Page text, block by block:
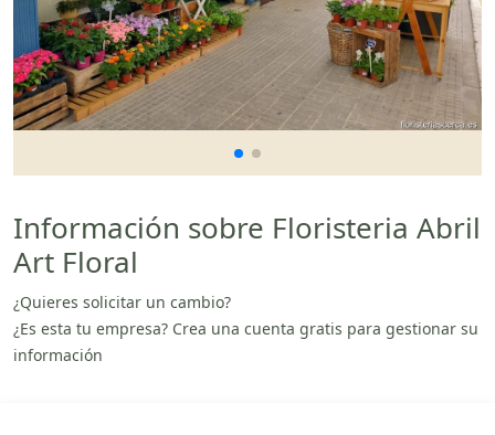
Información sobre Floristeria Abril
Art Floral
¿Quieres solicitar un cambio?
¿Es esta tu empresa? Crea una cuenta gratis para gestionar su
información